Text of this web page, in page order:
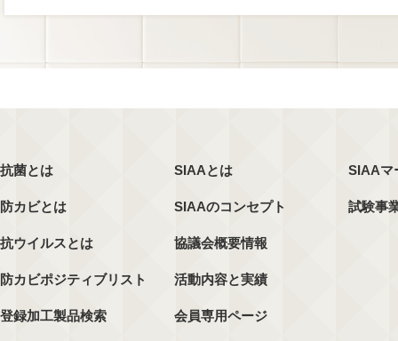
抗菌とは
防カビとは
抗ウイルスとは
防カビポジティブリスト
登録加工製品検索
SIAAとは
SIAAのコンセプト
協議会概要情報
活動内容と実績
会員専用ページ
SIAAマ
試験事